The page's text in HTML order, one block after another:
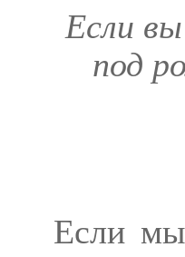
Если
под
Если мы